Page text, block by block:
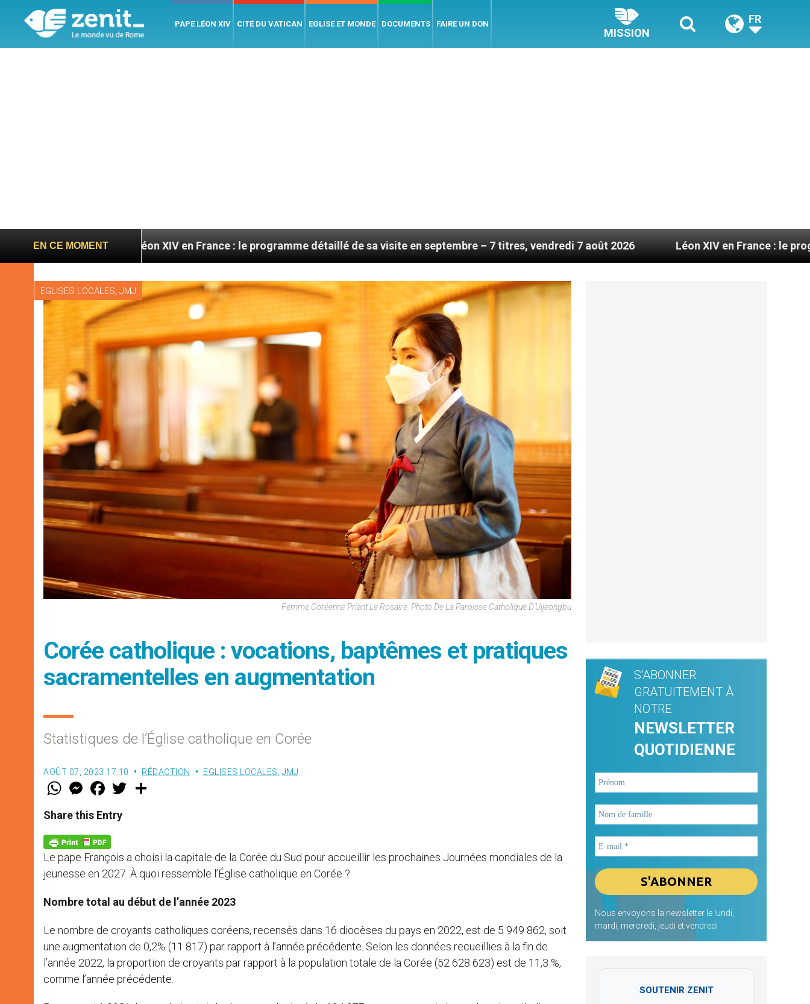
PAPE LÉON XIV CITÉ DU VATICAN EGLISE ET MONDE DOCUMENTS FAIRE UN DON
MISSION
FR
EN CE MOMENT
Léon XIV en France : le programme détaillé de sa visite en septembre – 7 titres, vendredi 7 août 2026 Léon XIV en France : le programme détaillé
EGLISES LOCALES, JMJ
Femme Coréenne Priant Le Rosaire. Photo De La Paroisse Catholique D'Uijeongbu
Corée catholique : vocations, baptêmes et pratiques
sacramentelles en augmentation
Statistiques de l’Église catholique en Corée
AOÛT 07, 2023 17:10 RÉDACTION EGLISES LOCALES JMJ
W
t
s
p
p
M
e
s
e
g
e
r
F
a
e
b
o
k
w
Share this Entry
Le pape François a choisi la capitale de la Corée du Sud pour accueillir les prochaines Journées mondiales de la
jeunesse en 2027. À quoi ressemble l’Église catholique en Corée ?
Nombre total au début de l’année 2023
Le nombre de croyants catholiques coréens, recensés dans 16 diocèses du pays en 2022, est de 5 949 862, soit
une augmentation de 0,2% (11 817) par rapport à l’année précédente. Selon les données recueillies à la fin de
l’année 2022, la proportion de croyants par rapport à la population totale de la Corée (52 628 623) est de 11,3 %,
comme l’année précédente.
S'ABONNER
GRATUITEMENT À
NOTRE
NEWSLETTER
QUOTIDIENNE
Nous envoyons la newsletter le lundi,
mardi, mercredi, jeudi et vendredi
SOUTENIR ZENIT